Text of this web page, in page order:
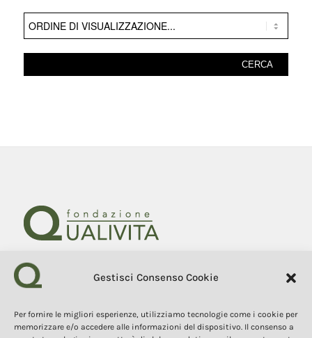
Gestisci Consenso Cookie
Per fornire le migliori esperienze, utilizziamo tecnologie come i cookie per
memorizzare e/o accedere alle informazioni del dispositivo. Il consenso a
Fondazione Qualivita
53100 Siena (Si) Italy
Tel. +39 0577 1503049